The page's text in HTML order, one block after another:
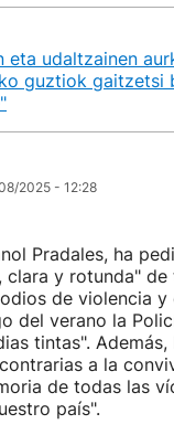
eta udaltzainen
guztiok gaitzetsi
2025 - 12:28
Pradales, ha
clara y rotunda"
de violencia y
del verano la
tintas".
a la
de todas las
país".